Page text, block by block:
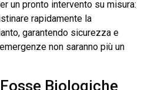
un pronto intervento su misura:
rapidamente la
garantendo sicurezza e
non saranno più un
Biologiche